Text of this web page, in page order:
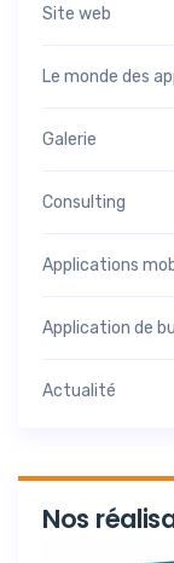
Site web
Le monde des
Galerie
Consulting
Applications
Application de
Actualité
Nos